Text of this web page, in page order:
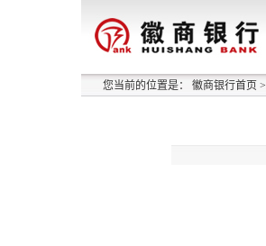
您当前的位置是： 徽商银行首页